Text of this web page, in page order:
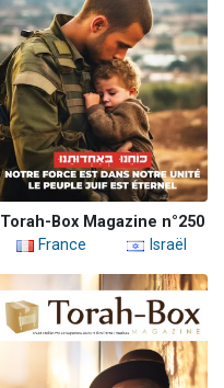
Torah-Box Magazine n°250
France
Israël